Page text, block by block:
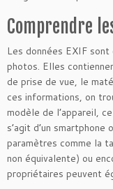
Comprendre
Les données EXIF
photos. Elles
de prise de vue, le
ces informations, on
modèle de l’appareil,
s’agit d’un smartphone
paramètres comme la
non équivalente) ou
propriétaires peuvent